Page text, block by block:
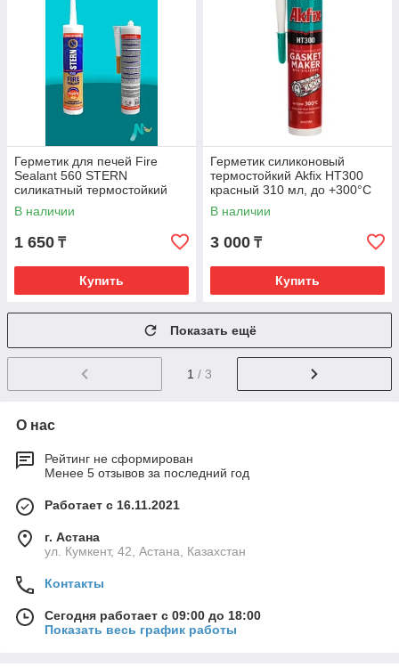
Герметик для печей Fire
Sealant 560 STERN
силикатный термостойкий
+1500° С (жаростойкий) 310
мл
В наличии
1 650 ₸
Купить
Герметик силиконовый
термостойкий Akfix HT300
красный 310 мл, до +300°C
В наличии
3 000 ₸
Купить
Показать ещё
1 / 3
О нас
Рейтинг не сформирован
Менее 5 отзывов за последний год
Работает с 16.11.2021
г. Астана
ул. Кумкент, 42, Астана, Казахстан
Контакты
Сегодня работает с 09:00 до 18:00
Показать весь график работы